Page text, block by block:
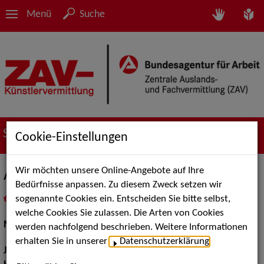
Menü Suche
Suche nach Künstler*innen
Ariane Swoboda
als PDF speichern
inMeine Merklistelegen
Musical:Darstellerin, Sängerin
Jahrgang:
Cookie-Einstellungen
Wir möchten unsere Online-Angebote auf Ihre
Bedürfnisse anpassen. Zu diesem Zweck setzen wir
sogenannte Cookies ein. Entscheiden Sie bitte selbst,
welche Cookies Sie zulassen. Die Arten von Cookies
werden nachfolgend beschrieben. Weitere Informationen
erhalten Sie in unserer
Datenschutzerklärung